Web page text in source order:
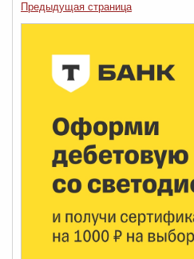
Предыдущая страница